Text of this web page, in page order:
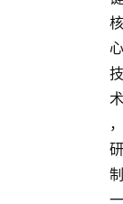
核
心
技
术
，
研
制
一